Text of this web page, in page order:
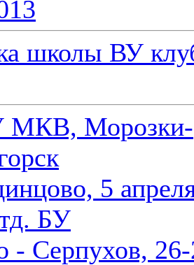
школы ВУ
МКВ, Морозки-
5
БУ
Серпухов, 26-